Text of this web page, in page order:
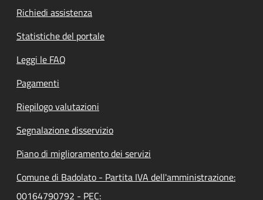
Richiedi assistenza
Statistiche del portale
Leggi le FAQ
Pagamenti
Riepilogo valutazioni
Segnalazione disservizio
Piano di miglioramento dei servizi
Comune di Badolato - Partita IVA dell'amministrazione:
00164790792 - PEC: